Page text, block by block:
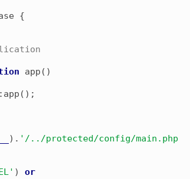
{
app ( )
app ( ) ;
) . ' /../protected/config/main.php
' )
or